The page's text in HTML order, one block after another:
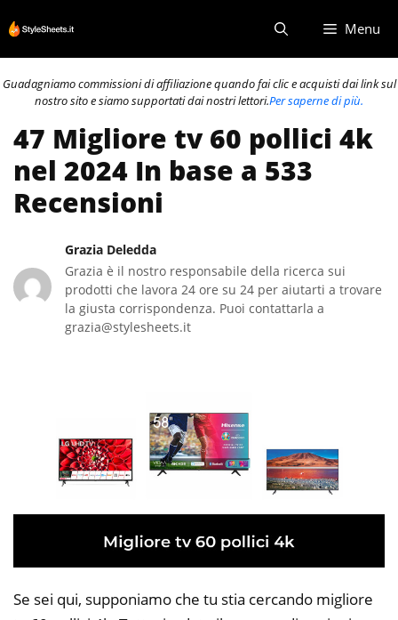
al
contenuto
Menu
Guadagniamo commissioni di affiliazione quando fai clic e acquisti dai link sul
nostro sito e siamo supportati dai nostri lettori.Per saperne di più.
47 Migliore tv 60 pollici 4k
nel 2024 In base a 533
Recensioni
Grazia Deledda
Grazia è il nostro responsabile della ricerca sui
prodotti che lavora 24 ore su 24 per aiutarti a trovare
la giusta corrispondenza. Puoi contattarla a
grazia@stylesheets.it
Se sei qui, supponiamo che tu stia cercando migliore